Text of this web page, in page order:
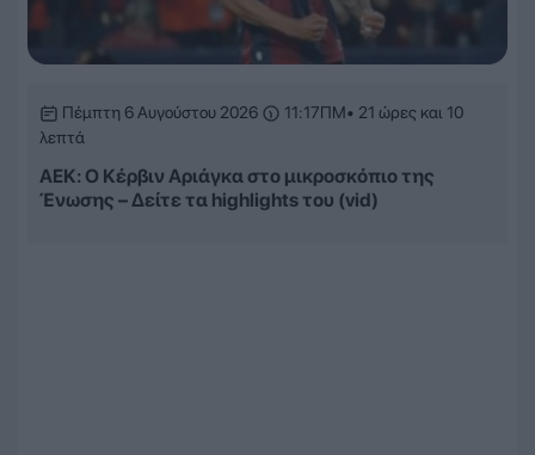
Πέμπτη 6 Αυγούστου 2026 11:17ΠΜ• 21 ώρες και 10
λεπτά
ΑΕΚ: Ο Κέρβιν Αριάγκα στο μικροσκόπιο της
Ένωσης – Δείτε τα highlights του (vid)